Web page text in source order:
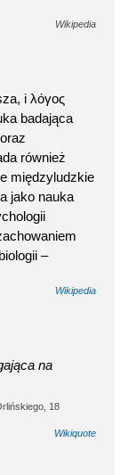
Wikipedia
i λόγος
badająca
również
międzyludzkie
jako nauka
–
Wikipedia
na
18
Wikiquote